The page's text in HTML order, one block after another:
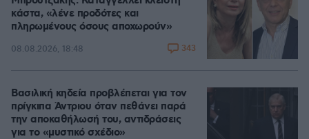
κάστα, «λένε προδότες και
πληρωμένους όσους αποχωρούν»
08.08.2026, 18:48 343
Βασιλική κηδεία προβλέπεται για τον
πρίγκιπα Άντριου όταν πεθάνει παρά
την αποκαθήλωσή του, αντιδράσεις
για το «μυστικό σχέδιο»